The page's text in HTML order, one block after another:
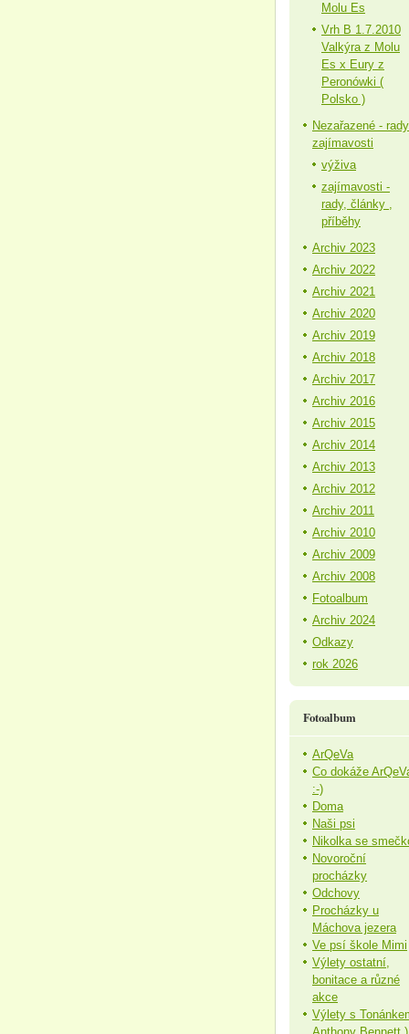
Molu Es
Vrh B 1.7.2010
Valkýra z Molu
Es x Eury z
Peronówki (
Polsko )
Nezařazené -
zajímavosti
výživa
zajímavosti -
rady, články ,
příběhy
Archiv 2023
Archiv 2022
Archiv 2021
Archiv 2020
Archiv 2019
Archiv 2018
Archiv 2017
Archiv 2016
Archiv 2015
Archiv 2014
Archiv 2013
Archiv 2012
Archiv 2011
Archiv 2010
Archiv 2009
Archiv 2008
Fotoalbum
Archiv 2024
Odkazy
rok 2026
Fotoalbum
ArQeVa
Co dokáže
:-)
Doma
Naši psi
Nikolka se
Novoroční
procházky
Odchovy
Procházky u
Máchova jezera
Ve psí škole Mimi
Výlety ostatní,
bonitace a různé
akce
Výlety s